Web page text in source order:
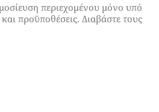
περιεχομένου μόνο υπό
προϋποθέσεις. Διαβάστε τους